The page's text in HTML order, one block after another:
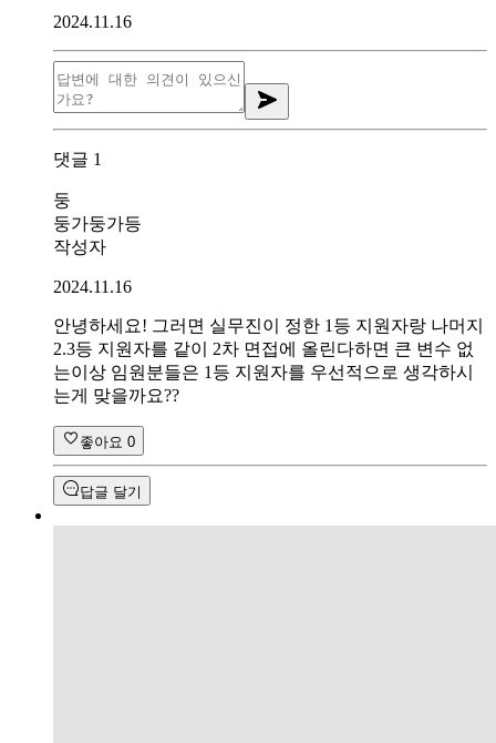
2024.11.16
댓글 1
둥
둥가둥가등
작성자
2024.11.16
안녕하세요! 그러면 실무진이 정한 1등 지원자랑 나머지
2.3등 지원자를 같이 2차 면접에 올린다하면 큰 변수 없
는이상 임원분들은 1등 지원자를 우선적으로 생각하시
는게 맞을까요??
좋아요 0
답글 달기